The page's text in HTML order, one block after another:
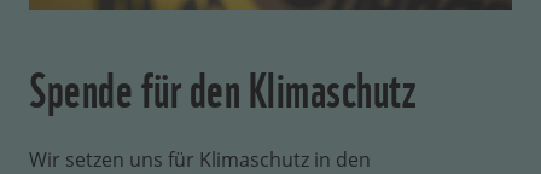
Spende für den Klimaschutz
Wir setzen uns für Klimaschutz in den